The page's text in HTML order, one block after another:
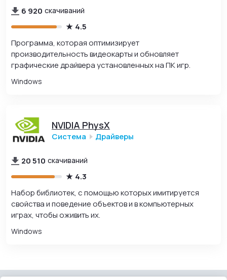
6 920 скачиваний
4.5
Программа, которая оптимизирует
производительность видеокарты и обновляет
графические драйвера установленных на ПК игр.
Windows
NVIDIA PhysX
Система Драйверы
20 510 скачиваний
4.3
Набор библиотек, с помощью которых имитируется
свойства и поведение объектов и в компьютерных
играх, чтобы оживить их.
Windows